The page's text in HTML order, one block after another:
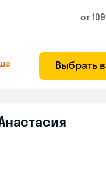
от
Выбрать